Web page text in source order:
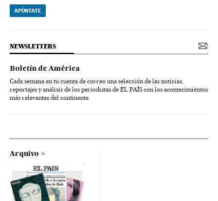
APÚNTATE
NEWSLETTERS
Boletín de América
Cada semana en tu cuenta de correo una selección de las noticias,
reportajes y análisis de los periodistas de EL PAÍS con los acontecimientos
más relevantes del continente.
Arquivo